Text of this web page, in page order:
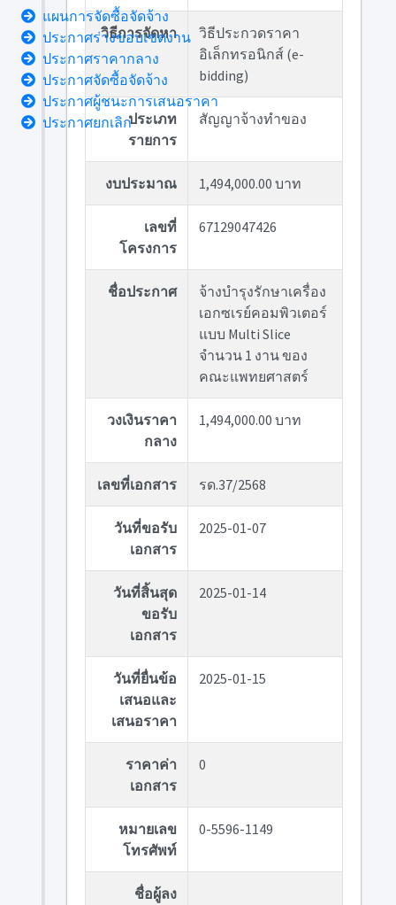
วิธีการจัดหา
วิธีประกวดราคา
อิเล็กทรอนิกส์ (e-
bidding)
ประเภท
รายการ
สัญญาจ้างทำของ
งบประมาณ 1,494,000.00 บาท
เลขที่
โครงการ
67129047426
ชื่อประกาศ
จ้างบำรุงรักษาเครื่อง
เอกซเรย์คอมพิวเตอร์
แบบ Multi Slice
จำนวน 1 งาน ของ
คณะแพทยศาสตร์
วงเงินราคา
กลาง
1,494,000.00 บาท
เลขที่เอกสาร รด.37/2568
วันที่ขอรับ
เอกสาร
2025-01-07
วันที่สิ้นสุด
ขอรับ
เอกสาร
2025-01-14
วันที่ยื่นข้อ
เสนอและ
เสนอราคา
2025-01-15
ราคาค่า
เอกสาร
0
หมายเลข
โทรศัพท์
0-5596-1149
ชื่อผู้ลง
แผนการจัดซื้อจัดจ้าง
ประกาศร่างขอบเขตงาน
ประกาศราคากลาง
ประกาศจัดซื้อจัดจ้าง
ประกาศผู้ชนะการเสนอราคา
ประกาศยกเลิก